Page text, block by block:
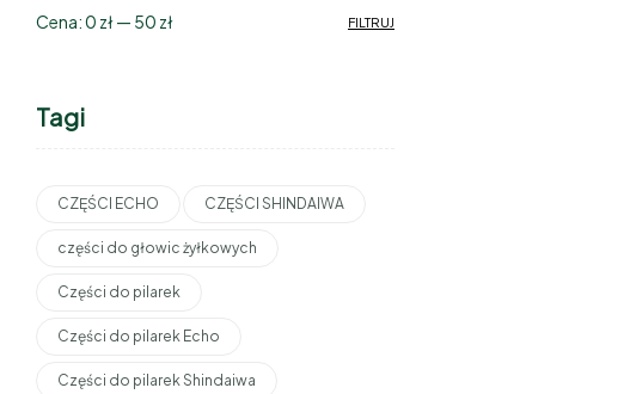
FILTRUJ
Cena:0 zł— 50 zł
Tagi
CZĘŚCI ECHO CZĘŚCI SHINDAIWA
części do głowic żyłkowych
Części do pilarek
Części do pilarek Echo
Części do pilarek Shindaiwa